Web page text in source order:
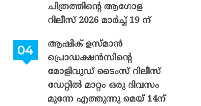
ചിത്രത്തിന്റെ ആഗോള
റിലീസ് 2026 മാർച്ച് 19 ന്
ആഷിക് ഉസ്മാൻ
പ്രൊഡക്ഷൻസിന്റെ
മോളിവുഡ് ടൈംസ് റിലീസ്
ഡേറ്റിൽ മാറ്റം ഒരു ദിവസം
മുന്നേ എത്തുന്നു മെയ് 14ന്